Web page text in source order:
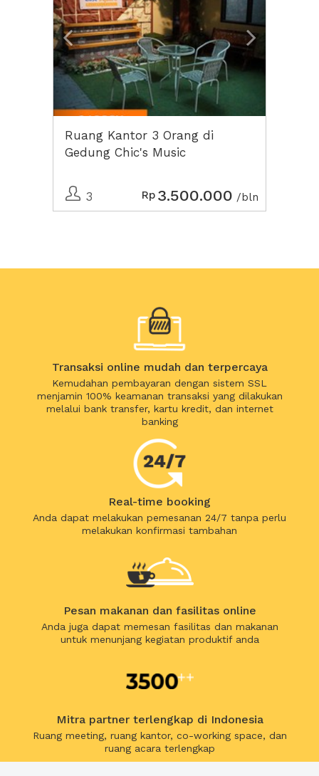
Ruang Kantor 3 Orang di
Gedung Chic's Music
3 Rp 3.500.000 /bln
Transaksi online mudah dan terpercaya
Kemudahan pembayaran dengan sistem SSL
menjamin 100% keamanan transaksi yang dilakukan
melalui bank transfer, kartu kredit, dan internet
banking
Real-time booking
Anda dapat melakukan pemesanan 24/7 tanpa perlu
melakukan konfirmasi tambahan
Pesan makanan dan fasilitas online
Anda juga dapat memesan fasilitas dan makanan
untuk menunjang kegiatan produktif anda
Mitra partner terlengkap di Indonesia
Ruang meeting, ruang kantor, co-working space, dan
ruang acara terlengkap